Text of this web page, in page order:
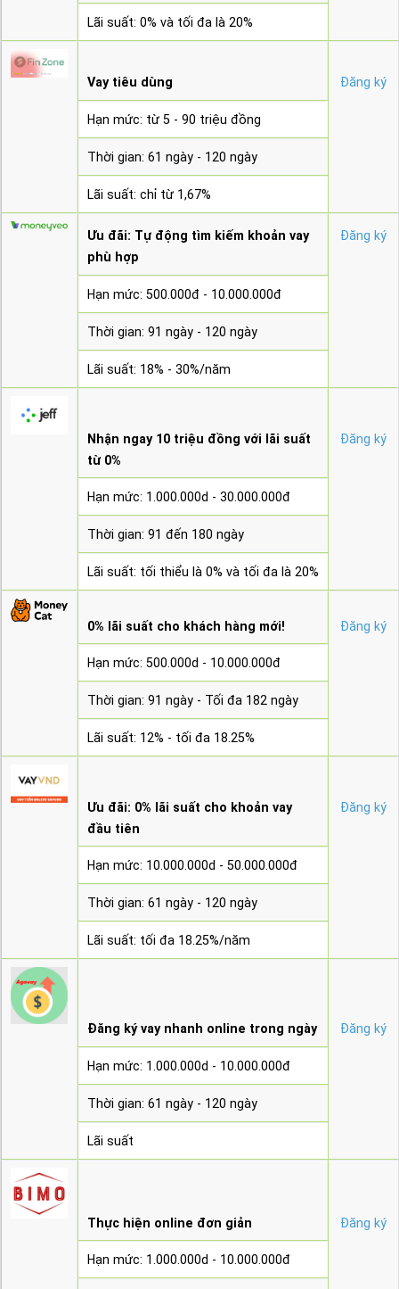
Lãi suất: 0% và tối đa là 20%
Vay tiêu dùng Đăng ký
Hạn mức: từ 5 - 90 triệu đồng
Thời gian: 61 ngày - 120 ngày
Lãi suất: chỉ từ 1,67%
Ưu đãi: Tự động tìm kiếm khoản vay
phù hợp
Đăng ký
Hạn mức: 500.000đ - 10.000.000đ
Thời gian: 91 ngày - 120 ngày
Lãi suất: 18% - 30%/năm
Nhận ngay 10 triệu đồng với lãi suất
từ 0%
Đăng ký
Hạn mức: 1.000.000d - 30.000.000đ
Thời gian: 91 đến 180 ngày
Lãi suất: tối thiểu là 0% và tối đa là 20%
0% lãi suất cho khách hàng mới! Đăng ký
Hạn mức: 500.000d - 10.000.000đ
Thời gian: 91 ngày - Tối đa 182 ngày
Lãi suất: 12% - tối đa 18.25%
Ưu đãi: 0% lãi suất cho khoản vay
đầu tiên
Đăng ký
Hạn mức: 10.000.000d - 50.000.000đ
Thời gian: 61 ngày - 120 ngày
Lãi suất: tối đa 18.25%/năm
Đăng ký vay nhanh online trong ngày Đăng ký
Hạn mức: 1.000.000d - 10.000.000đ
Thời gian: 61 ngày - 120 ngày
Lãi suất
Thực hiện online đơn giản Đăng ký
Hạn mức: 1.000.000d - 10.000.000đ